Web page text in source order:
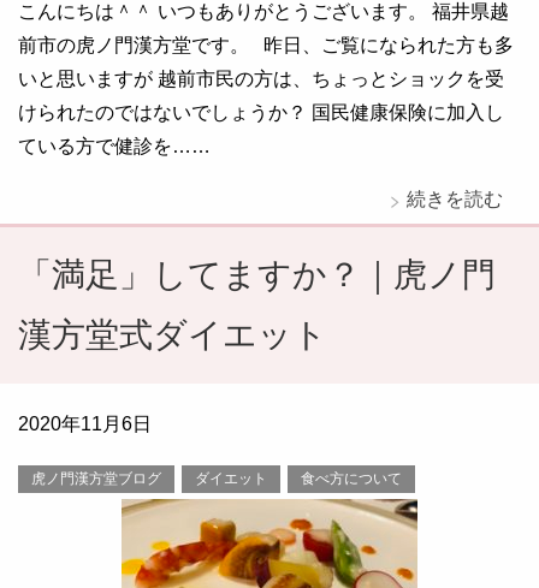
こんにちは＾＾ いつもありがとうございます。 福井県越
前市の虎ノ門漢方堂です。 昨日、ご覧になられた方も多
いと思いますが 越前市民の方は、ちょっとショックを受
けられたのではないでしょうか？ 国民健康保険に加入し
ている方で健診を……
続きを読む
「満足」してますか？｜虎ノ門
漢方堂式ダイエット
2020年11月6日
虎ノ門漢方堂ブログ ダイエット 食べ方について